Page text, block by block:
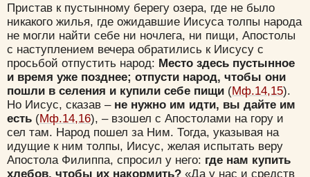
Пристав к пустынному берегу озера, где не было
никакого жилья, где ожидавшие Иисуса толпы народа
не могли найти себе ни ночлега, ни пищи, Апостолы
с наступлением вечера обратились к Иисусу с
просьбой отпустить народ: Место здесь пустынное
и время уже позднее; отпусти народ, чтобы они
пошли в селения и купили себе пищи (Мф.14,15).
Но Иисус, сказав – не нужно им идти, вы дайте им
есть (Мф.14,16), – взошел с Апостолами на гору и
сел там. Народ пошел за Ним. Тогда, указывая на
идущие к ним толпы, Иисус, желая испытать веру
Апостола Филиппа, спросил у него: где нам купить
хлебов, чтобы их накормить? «Да у нас и средств